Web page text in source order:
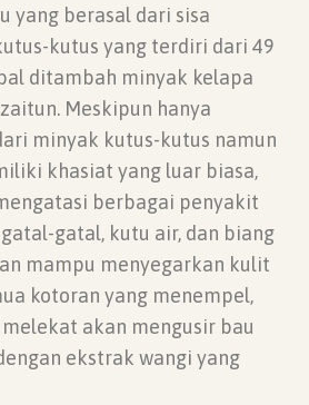
yang berasal dari sisa
kutus yang terdiri dari 49
ditambah minyak kelapa
Meskipun hanya
minyak kutus-kutus namun
khasiat yang luar biasa,
berbagai penyakit
gatal, kutu air, dan biang
mampu menyegarkan kulit
kotoran yang menempel,
akan mengusir bau
ekstrak wangi yang